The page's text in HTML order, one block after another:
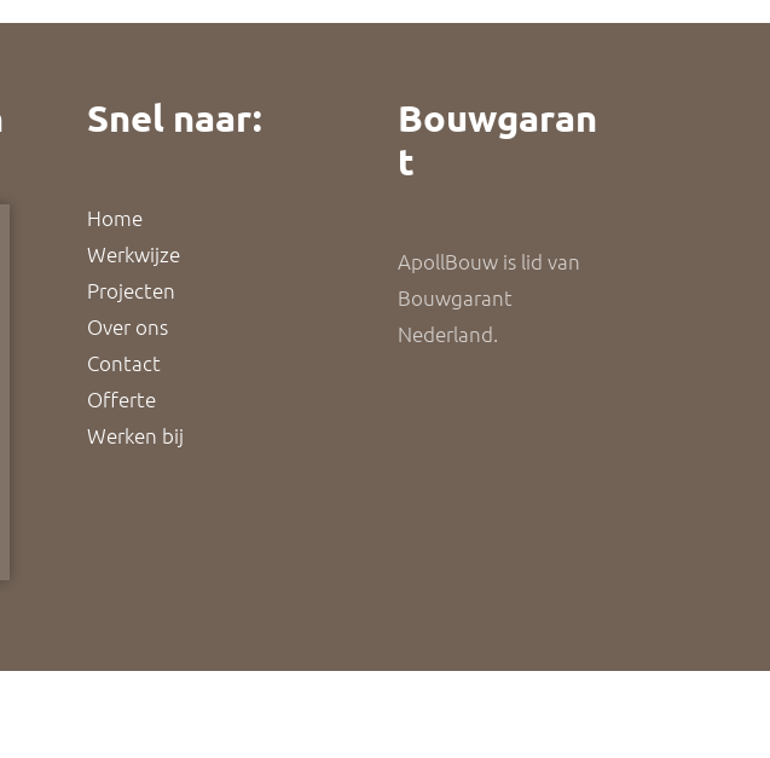
Snel naar:
Home
Werkwijze
Projecten
Over ons
Contact
Offerte
Werken bij
Bouwgaran
t
ApollBouw is lid van
Bouwgarant
Nederland.